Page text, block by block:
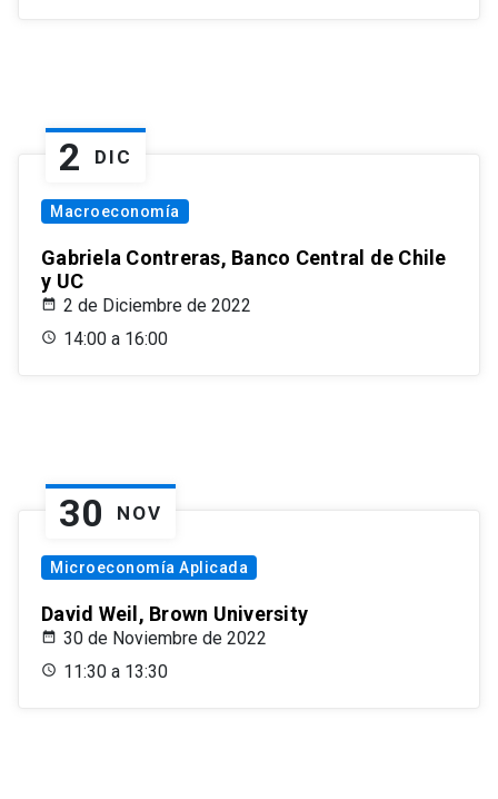
2 DIC
Macroeconomía
Gabriela Contreras, Banco Central de Chile
y UC
2 de Diciembre de 2022
14:00 a 16:00
30 NOV
Microeconomía Aplicada
David Weil, Brown University
30 de Noviembre de 2022
11:30 a 13:30